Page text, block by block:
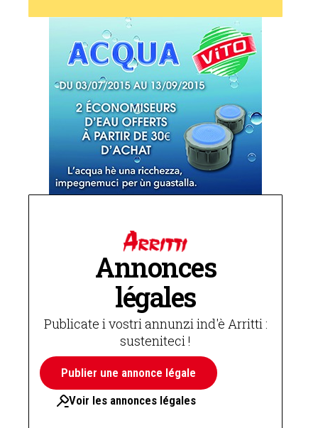
Annonces
légales
Publicate i vostri annunzi ind'è Arritti :
susteniteci !
Publier une annonce légale
Voir les annonces légales